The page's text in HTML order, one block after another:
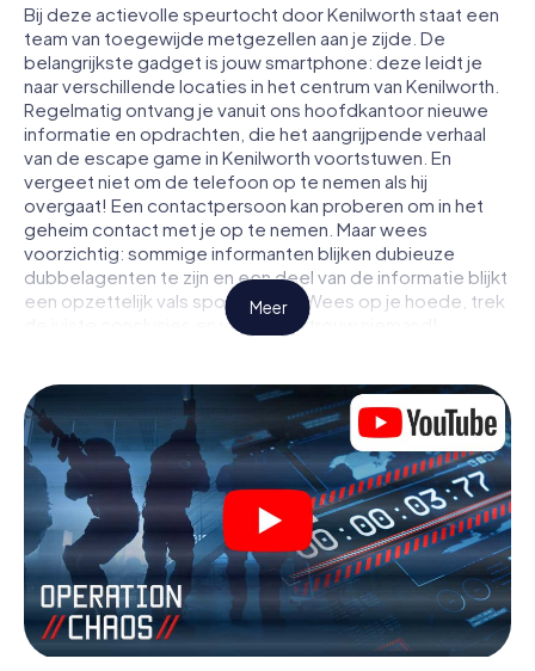
Bij deze actievolle speurtocht door Kenilworth staat een
team van toegewijde metgezellen aan je zijde. De
belangrijkste gadget is jouw smartphone: deze leidt je
naar verschillende locaties in het centrum van Kenilworth.
Regelmatig ontvang je vanuit ons hoofdkantoor nieuwe
informatie en opdrachten, die het aangrijpende verhaal
van de escape game in Kenilworth voortstuwen. En
vergeet niet om de telefoon op te nemen als hij
overgaat! Een contactpersoon kan proberen om in het
geheim contact met je op te nemen. Maar wees
voorzichtig: sommige informanten blijken dubieuze
dubbelagenten te zijn en een deel van de informatie blijkt
een opzettelijk vals spoor te zijn. Wees op je hoede, trek
de juiste conclusies en vooral: vertrouw niemand!
je niet opgesloten in een kamer waaruit je jezelf binnen
een bepaald tijdvenster moet bevrijden. Met deze
speurtocht met een smartphone wordt heel Kenilworth
jouw speelveld! De technische voorwaarden voor jouw
avontuur in Kenilworth zijn een smartphone en toegang tot
het mobiel internet. Met één klik krijg jij toegang tot onze
app. Je hoeft niets te installeren om door interactieve
video's, lastige minigames of andere functies in de actie
te worden getrokken.
Werk samen als een team, onderschep vijandige
spionnen en lok de handlangers van de schurk naar je toe.
Meer